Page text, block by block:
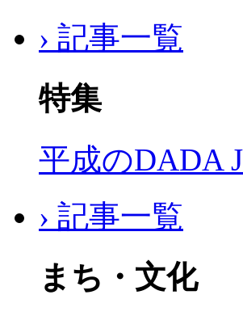
› 記事一覧
特集
平成のDADA
› 記事一覧
まち・文化